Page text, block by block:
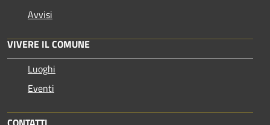
Avvisi
VIVERE IL COMUNE
Luoghi
Eventi